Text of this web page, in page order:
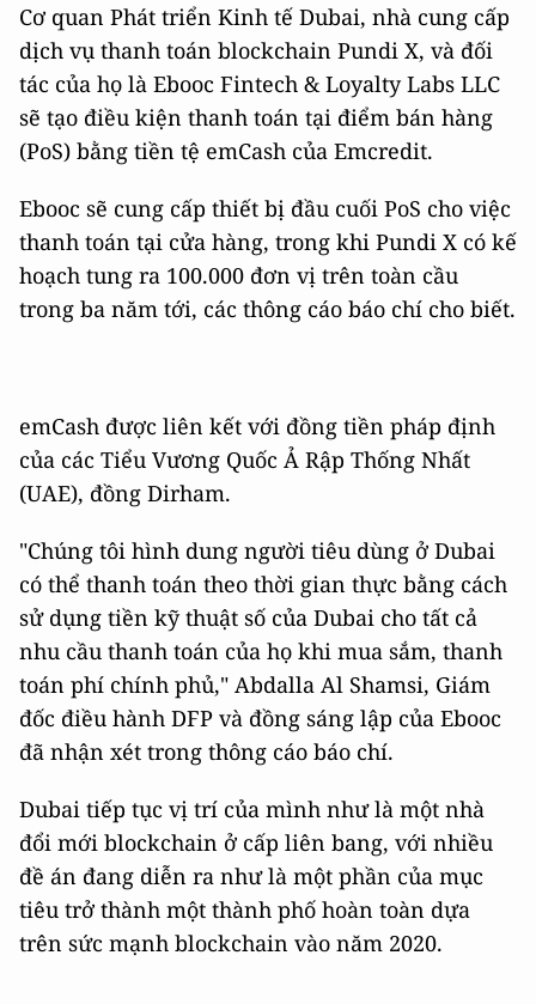
Cơ quan Phát triển Kinh tế Dubai, nhà cung cấp
dịch vụ thanh toán blockchain Pundi X, và đối
tác của họ là Ebooc Fintech & Loyalty Labs LLC
sẽ tạo điều kiện thanh toán tại điểm bán hàng
(PoS) bằng tiền tệ emCash của Emcredit.
Ebooc sẽ cung cấp thiết bị đầu cuối PoS cho việc
thanh toán tại cửa hàng, trong khi Pundi X có kế
hoạch tung ra 100.000 đơn vị trên toàn cầu
trong ba năm tới, các thông cáo báo chí cho biết.
emCash được liên kết với đồng tiền pháp định
của các Tiểu Vương Quốc Ả Rập Thống Nhất
(UAE), đồng Dirham.
"Chúng tôi hình dung người tiêu dùng ở Dubai
có thể thanh toán theo thời gian thực bằng cách
sử dụng tiền kỹ thuật số của Dubai cho tất cả
nhu cầu thanh toán của họ khi mua sắm, thanh
toán phí chính phủ," Abdalla Al Shamsi, Giám
đốc điều hành DFP và đồng sáng lập của Ebooc
đã nhận xét trong thông cáo báo chí.
Dubai tiếp tục vị trí của mình như là một nhà
đổi mới blockchain ở cấp liên bang, với nhiều
đề án đang diễn ra như là một phần của mục
tiêu trở thành một thành phố hoàn toàn dựa
trên sức mạnh blockchain vào năm 2020.